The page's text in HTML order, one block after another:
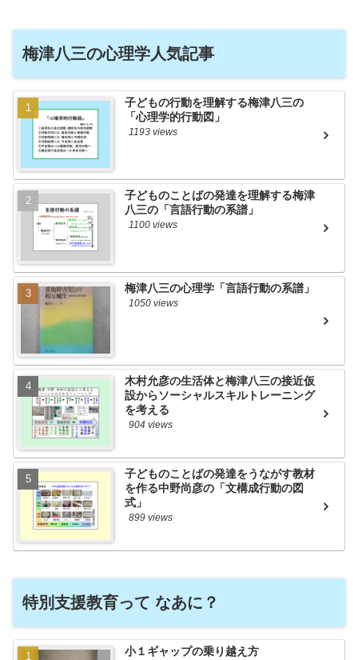
梅津八三の心理学人気記事
子どもの行動を理解する梅津八三の
「心理学的行動図」
1193 views
子どものことばの発達を理解する梅津
八三の「言語行動の系譜」
1100 views
梅津八三の心理学「言語行動の系譜」
1050 views
木村允彦の生活体と梅津八三の接近仮
設からソーシャルスキルトレーニング
を考える
904 views
子どものことばの発達をうながす教材
を作る中野尚彦の「文構成行動の図
式」
899 views
特別支援教育って なあに？
小１ギャップの乗り越え方